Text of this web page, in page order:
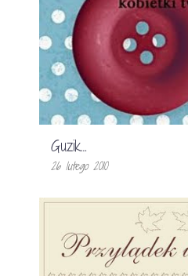
Guzik…
26 lutego 2010